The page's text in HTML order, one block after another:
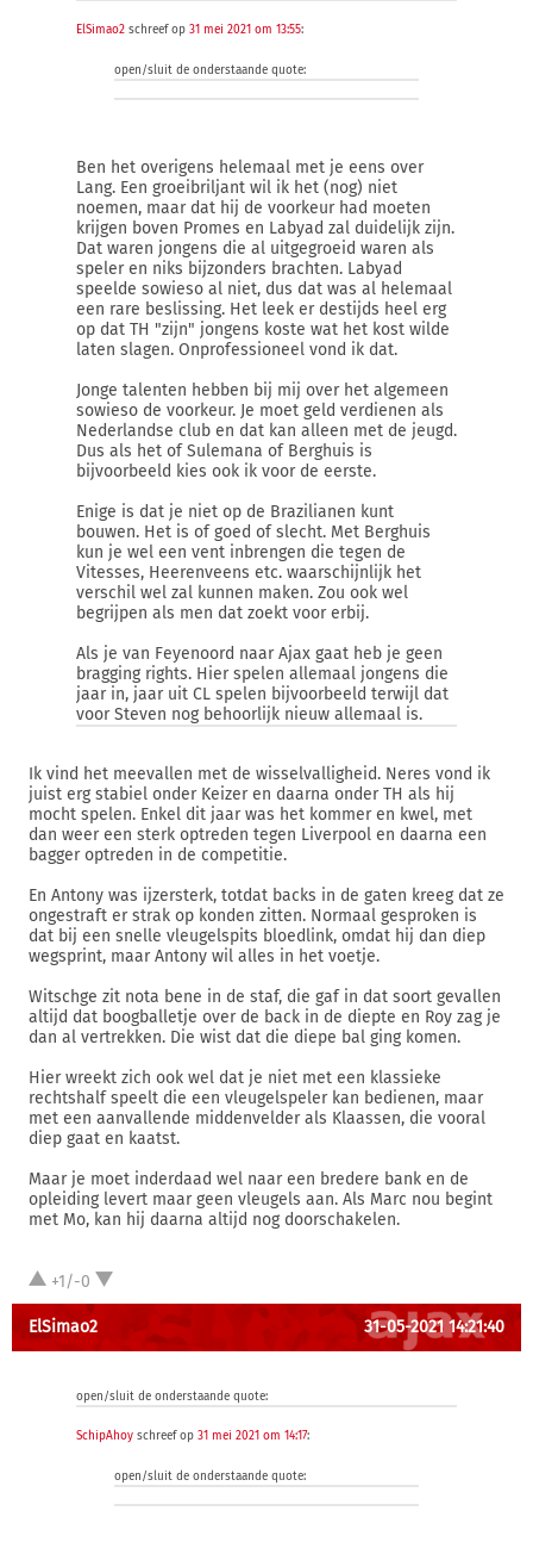
ElSimao2 schreef op 31 mei 2021 om 13:55:
open/sluit de onderstaande quote:
Ben het overigens helemaal met je eens over
Lang. Een groeibriljant wil ik het (nog) niet
noemen, maar dat hij de voorkeur had moeten
krijgen boven Promes en Labyad zal duidelijk zijn.
Dat waren jongens die al uitgegroeid waren als
speler en niks bijzonders brachten. Labyad
speelde sowieso al niet, dus dat was al helemaal
een rare beslissing. Het leek er destijds heel erg
op dat TH "zijn" jongens koste wat het kost wilde
laten slagen. Onprofessioneel vond ik dat.
Jonge talenten hebben bij mij over het algemeen
sowieso de voorkeur. Je moet geld verdienen als
Nederlandse club en dat kan alleen met de jeugd.
Dus als het of Sulemana of Berghuis is
bijvoorbeeld kies ook ik voor de eerste.
Enige is dat je niet op de Brazilianen kunt
bouwen. Het is of goed of slecht. Met Berghuis
kun je wel een vent inbrengen die tegen de
Vitesses, Heerenveens etc. waarschijnlijk het
verschil wel zal kunnen maken. Zou ook wel
begrijpen als men dat zoekt voor erbij.
Als je van Feyenoord naar Ajax gaat heb je geen
bragging rights. Hier spelen allemaal jongens die
jaar in, jaar uit CL spelen bijvoorbeeld terwijl dat
voor Steven nog behoorlijk nieuw allemaal is.
Ik vind het meevallen met de wisselvalligheid. Neres vond ik
juist erg stabiel onder Keizer en daarna onder TH als hij
mocht spelen. Enkel dit jaar was het kommer en kwel, met
dan weer een sterk optreden tegen Liverpool en daarna een
bagger optreden in de competitie.
En Antony was ijzersterk, totdat backs in de gaten kreeg dat ze
ongestraft er strak op konden zitten. Normaal gesproken is
dat bij een snelle vleugelspits bloedlink, omdat hij dan diep
wegsprint, maar Antony wil alles in het voetje.
Witschge zit nota bene in de staf, die gaf in dat soort gevallen
altijd dat boogballetje over de back in de diepte en Roy zag je
dan al vertrekken. Die wist dat die diepe bal ging komen.
Hier wreekt zich ook wel dat je niet met een klassieke
rechtshalf speelt die een vleugelspeler kan bedienen, maar
met een aanvallende middenvelder als Klaassen, die vooral
diep gaat en kaatst.
Maar je moet inderdaad wel naar een bredere bank en de
opleiding levert maar geen vleugels aan. Als Marc nou begint
met Mo, kan hij daarna altijd nog doorschakelen.
+1/-0
ElSimao2 31-05-2021 14:21:40
open/sluit de onderstaande quote:
SchipAhoy schreef op 31 mei 2021 om 14:17:
open/sluit de onderstaande quote: